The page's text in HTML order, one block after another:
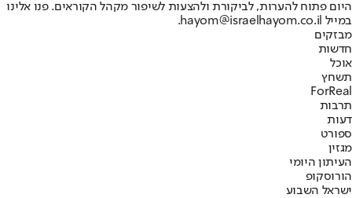
היום פתוח להערות, לביקורת ולהצעות לשיפור מקהל הקוראים. פנו אלינו
במייל hayom@israelhayom.co.il.
מבזקים
חדשות
אוכל
תשחץ
ForReal
תרבות
דעות
ספורט
מגזין
העיתון היומי
הורוסקופ
ישראל השבוע